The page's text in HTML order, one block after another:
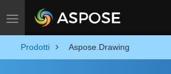
Toggle navigation
Prodotti Aspose.Drawing